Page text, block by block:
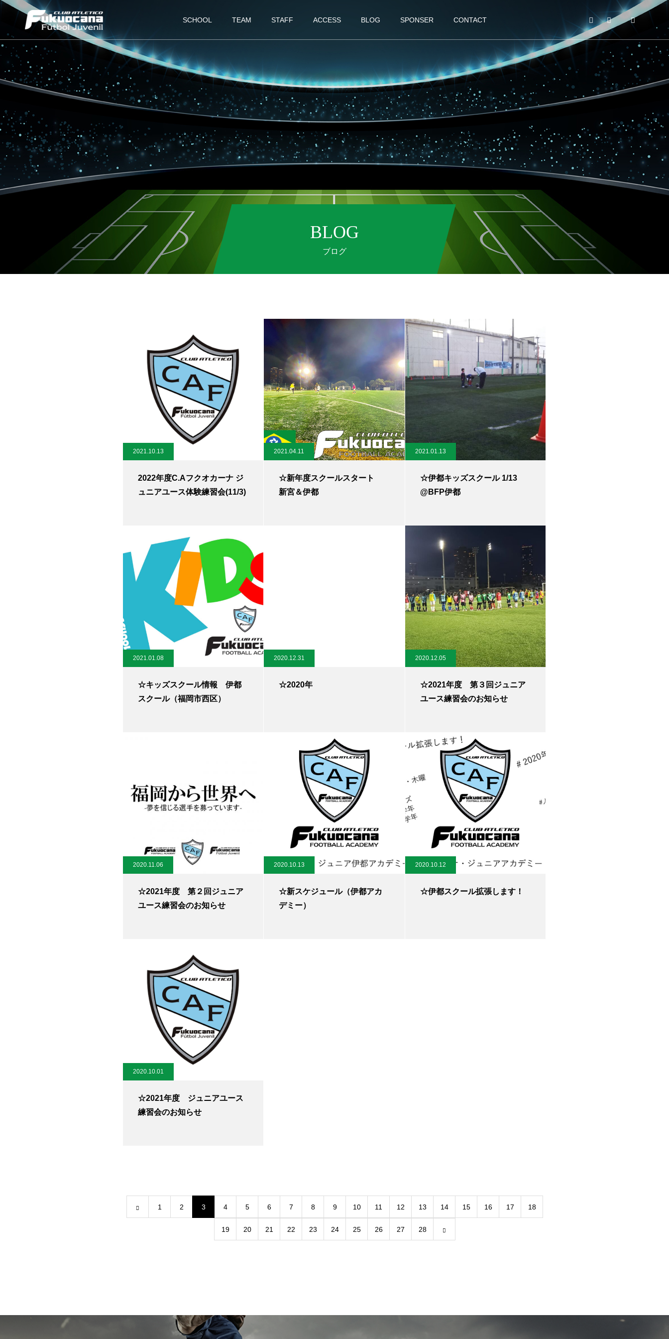
SCHOOL TEAM STAFF ACCESS BLOG SPONSER CONTACT
BLOG
ブログ
2021.10.13
2022年度C.Aフクオカーナ ジ
ュニアユース体験練習会(11/3)
2021.04.11
☆新年度スクールスタート
新宮＆伊都
2021.01.13
☆伊都キッズスクール 1/13
@BFP伊都
2021.01.08
☆キッズスクール情報 伊都
スクール（福岡市西区）
2020.12.31
☆2020年
2020.12.05
☆2021年度 第３回ジュニア
ユース練習会のお知らせ
2020.11.06
☆2021年度 第２回ジュニア
ユース練習会のお知らせ
2020.10.13
☆新スケジュール（伊都アカ
デミー）
2020.10.12
☆伊都スクール拡張します！
2020.10.01
☆2021年度 ジュニアユース
練習会のお知らせ
1 2 3 4 5 6 7 8 9 10 11 12 13 14 15 16 17 18
19 20 21 22 23 24 25 26 27 28